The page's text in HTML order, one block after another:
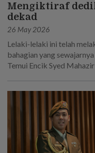
Mengiktiraf
dekad
26 May 2026
Lelaki-lelaki ini telah
bahagian yang
Temui Encik Syed